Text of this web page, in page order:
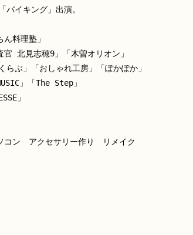
イキング」出演。
料理塾」
北見志穂9」「木曽オリオン」
ぶ」「おしゃれ工房」「ぽかぽか」
」「The Step」
」
ン　アクセサリー作り　リメイク